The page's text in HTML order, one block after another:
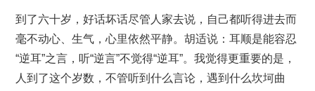
到了六十岁，好话坏话尽管人家去说，自己都听得进去而
毫不动心、生气，心里依然平静。胡适说：耳顺是能容忍
“逆耳”之言，听“逆言”不觉得“逆耳”。我觉得更重要的是，
人到了这个岁数，不管听到什么言论，遇到什么坎坷曲